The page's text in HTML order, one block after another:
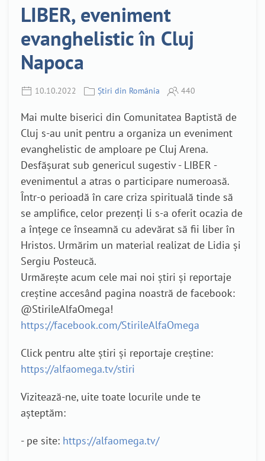
LIBER, eveniment
evanghelistic în Cluj
Napoca
10.10.2022 Știri din România 440
Mai multe biserici din Comunitatea Baptistă de
Cluj s-au unit pentru a organiza un eveniment
evanghelistic de amploare pe Cluj Arena.
Desfășurat sub genericul sugestiv - LIBER -
evenimentul a atras o participare numeroasă.
Într-o perioadă în care criza spirituală tinde să
se amplifice, celor prezenți li s-a oferit ocazia de
a înțege ce înseamnă cu adevărat să fii liber în
Hristos. Urmărim un material realizat de Lidia și
Sergiu Posteucă.
Urmărește acum cele mai noi știri și reportaje
creștine accesând pagina noastră de facebook:
@StirileAlfaOmega!
https://facebook.com/StirileAlfaOmega
Click pentru alte știri și reportaje creștine:
https://alfaomega.tv/stiri
Vizitează-ne, uite toate locurile unde te
așteptăm:
- pe site: https://alfaomega.tv/